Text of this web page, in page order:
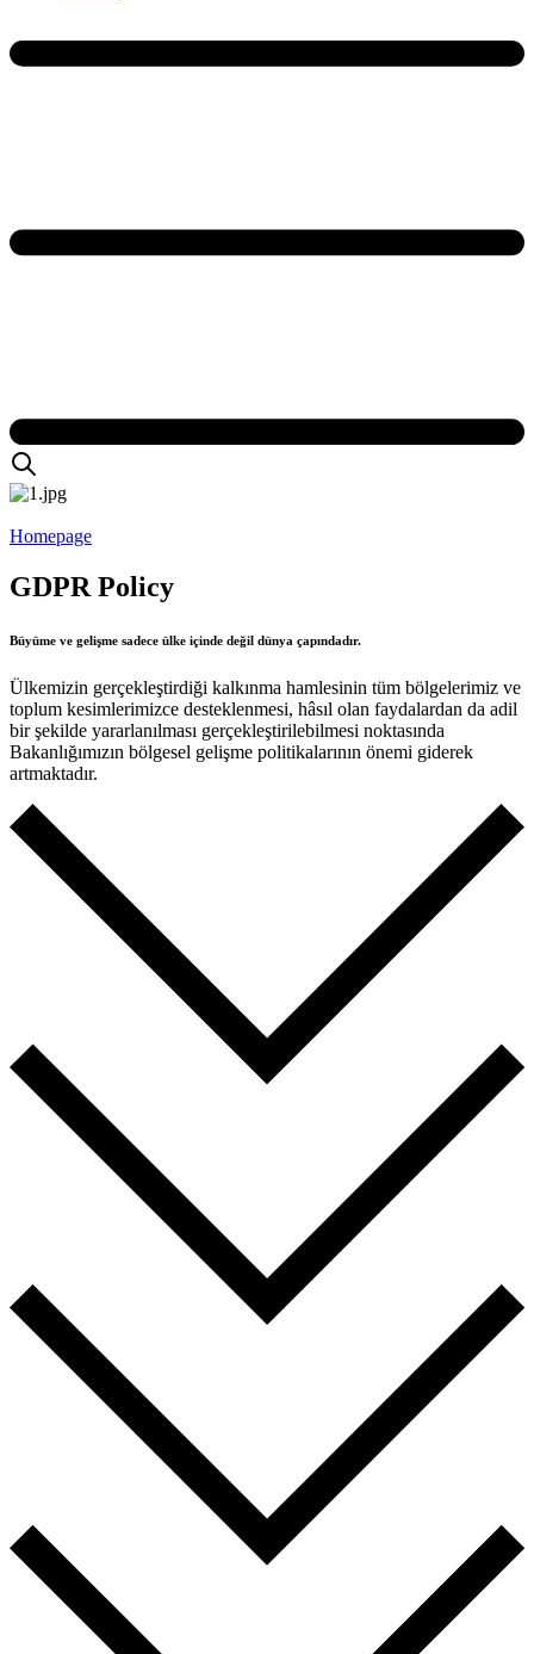
Homepage
GDPR Policy
Büyüme ve gelişme sadece ülke içinde değil dünya çapındadır.
Ülkemizin gerçekleştirdiği kalkınma hamlesinin tüm bölgelerimiz ve
toplum kesimlerimizce desteklenmesi, hâsıl olan faydalardan da adil
bir şekilde yararlanılması gerçekleştirilebilmesi noktasında
Bakanlığımızın bölgesel gelişme politikalarının önemi giderek
artmaktadır.